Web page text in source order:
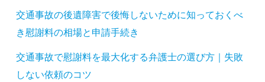
交通事故の後遺障害で後悔しないために知っておくべ
き慰謝料の相場と申請手続き
交通事故で慰謝料を最大化する弁護士の選び方｜失敗
しない依頼のコツ